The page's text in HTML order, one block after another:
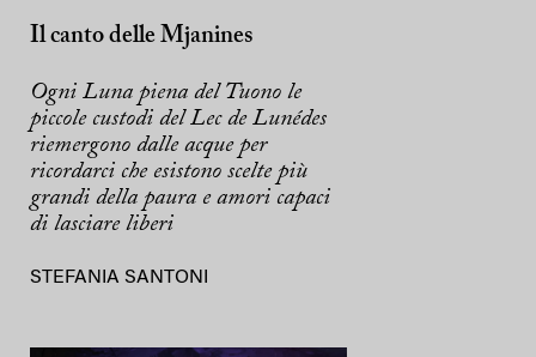
Il canto delle Mjanines
Ogni Luna piena del Tuono le
piccole custodi del Lec de Lunédes
riemergono dalle acque per
ricordarci che esistono scelte più
grandi della paura e amori capaci
di lasciare liberi
STEFANIA SANTONI